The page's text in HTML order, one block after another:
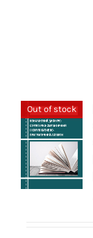
Out of stock